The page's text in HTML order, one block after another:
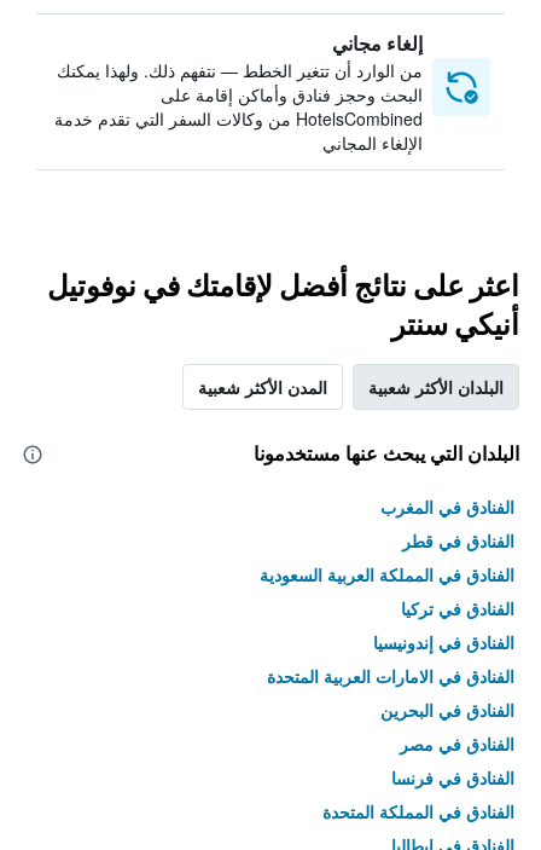
إلغاء مجاني
من الوارد أن تتغير الخطط — نتفهم ذلك. ولهذا يمكنك
البحث وحجز فنادق وأماكن إقامة على
HotelsCombined من وكالات السفر التي تقدم خدمة
الإلغاء المجاني
اعثر على نتائج أفضل لإقامتك في نوفوتيل
أنيكي سنتر
البلدان الأكثر شعبية المدن الأكثر شعبية
البلدان التي يبحث عنها مستخدمونا
الفنادق في المغرب
الفنادق في قطر
الفنادق في المملكة العربية السعودية
الفنادق في تركيا
الفنادق في إندونيسيا
الفنادق في الامارات العربية المتحدة
الفنادق في البحرين
الفنادق في مصر
الفنادق في فرنسا
الفنادق في المملكة المتحدة
الفنادق في إيطاليا